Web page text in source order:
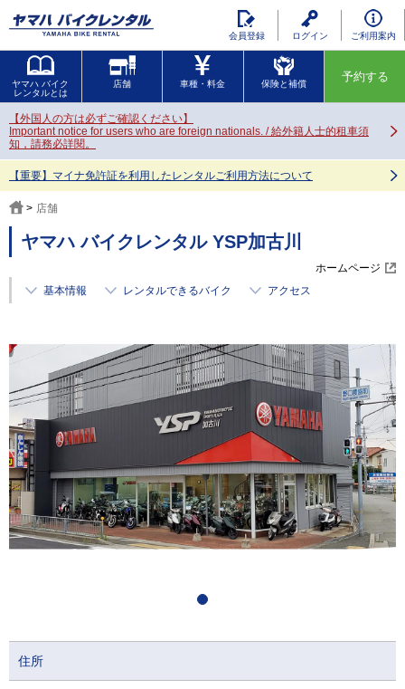
ご利用案内
ログイン
会員登録
ヤマハ バイク
レンタルとは
店舗 車種・料金 保険と補償
予約する
【外国人の方は必ずご確認ください】
Important notice for users who are foreign nationals. / 給外籍人士的租車須
知，請務必詳閱。
【重要】マイナ免許証を利用したレンタルご利用方法について
店舗
ヤマハ バイクレンタル YSP加古川
ホームページ
基本情報
レンタルできるバイク アクセス
住所